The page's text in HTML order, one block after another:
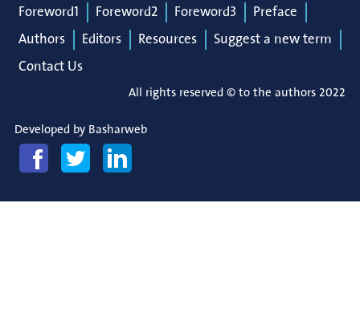
Foreword1 Foreword2 Foreword3
Preface
Authors
Editors Resources
Suggest a new term
Contact Us
All rights reserved © to the authors 2022
Developed by Basharweb